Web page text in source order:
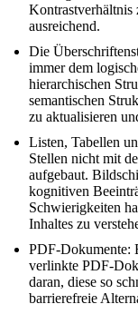
ausreichend.
Die
immer dem
hierarchischen
semantischen
zu aktualisieren
Listen, Tabellen
Stellen nicht mit
aufgebaut.
kognitiven
Schwierigkeiten
Inhaltes zu
PDF-Dokumente:
verlinkte PDF-
daran, diese so
barrierefreie